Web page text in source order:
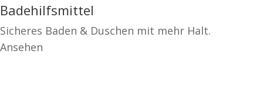
Badehilfsmittel
Sicheres Baden & Duschen mit mehr Halt.
Ansehen